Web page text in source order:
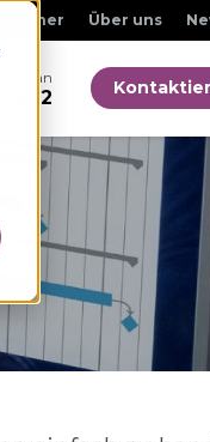
Partner Über uns
uns an